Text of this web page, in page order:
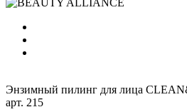
Энзимный пилинг для лица
арт. 215